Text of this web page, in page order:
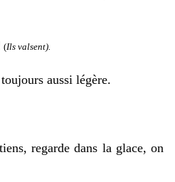
(Ils valsent).
aussi légère.
regarde dans la glace, on